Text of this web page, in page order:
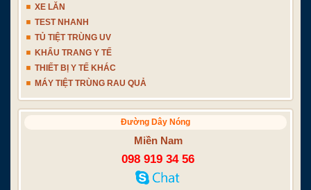
XE LĂN
TEST NHANH
TỦ TIỆT TRÙNG UV
KHẨU TRANG Y TẾ
THIẾT BỊ Y TẾ KHÁC
MÁY TIỆT TRÙNG RAU QUẢ
Đường Dây Nóng
Miền Nam
098 919 34 56